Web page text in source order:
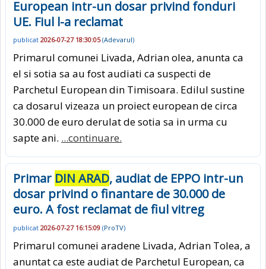
European intr-un dosar privind fonduri
UE. Fiul l-a reclamat
publicat 2026-07-27 18:30:05(Adevarul)
Primarul comunei Livada, Adrian olea, anunta ca
el si sotia sa au fost audiati ca suspecti de
Parchetul European din Timisoara. Edilul sustine
ca dosarul vizeaza un proiect european de circa
30.000 de euro derulat de sotia sa in urma cu
sapte ani. ...continuare.
Primar DIN ARAD, audiat de EPPO intr-un
dosar privind o finantare de 30.000 de
euro. A fost reclamat de fiul vitreg
publicat 2026-07-27 16:15:09 (ProTV)
Primarul comunei aradene Livada, Adrian Tolea, a
anuntat ca este audiat de Parchetul European, ca